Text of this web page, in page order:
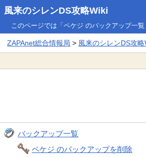
風来のシレンDS攻略Wiki
このページでは「ペケジ のバックアップ一覧
ZAPAnet総合情報局 > 風来のシレンDS攻略
バックアップ一覧
ペケジ のバックアップを削除